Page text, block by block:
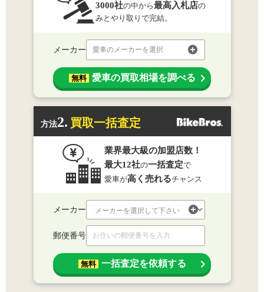
3000社の中から最高入札店の
みとやり取りで完結。
メーカー 愛車のメーカーを選択
無料 愛車の買取相場を調べる
方法2. 買取一括査定
業界最大級の加盟店数！
最大12社の一括査定で
愛車が高く売れるチャンス
メーカー
郵便番号
無料 一括査定を依頼する